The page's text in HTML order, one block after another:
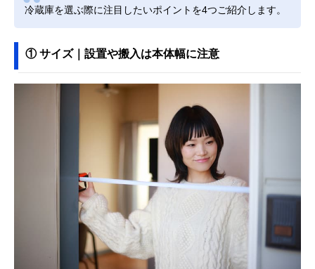
冷蔵庫を選ぶ際に注目したいポイントを4つご紹介します。
① サイズ｜設置や搬入は本体幅に注意